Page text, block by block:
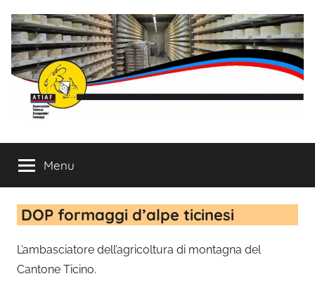
contenuto
ATIAF
Assaggiatori
Formaggi
Menu
DOP formaggi d’alpe ticinesi
L’ambasciatore dell’agricoltura di montagna del
Cantone Ticino.